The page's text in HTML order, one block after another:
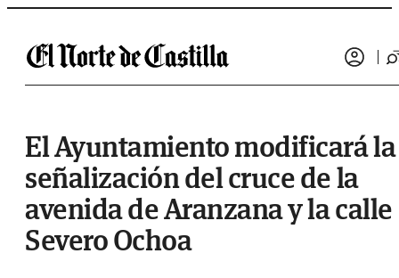
Saltar al contenido
El Ayuntamiento modificará la
señalización del cruce de la
avenida de Aranzana y la calle
Severo Ochoa